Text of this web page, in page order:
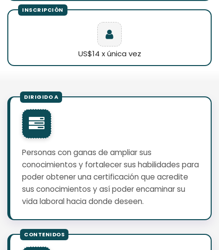
US$14 x única vez
Personas con ganas de ampliar sus
conocimientos y fortalecer sus habilidades para
poder obtener una certificación que acredite
sus conocimientos y así poder encaminar su
vida laboral hacia donde deseen.